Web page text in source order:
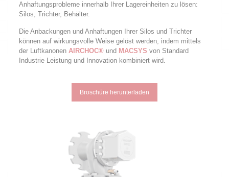
Anhaftungsprobleme innerhalb Ihrer Lagereinheiten zu lösen:
Silos, Trichter, Behälter.
Die Anbackungen und Anhaftungen Ihrer Silos und Trichter
können auf wirkungsvolle Weise gelöst werden, indem mittels
der Luftkanonen AIRCHOC®und MACSYS von Standard
Industrie Leistung und Innovation kombiniert wird.
Broschüre herunterladen